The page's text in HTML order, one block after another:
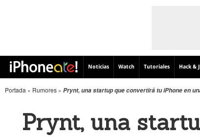
Noticias Watch Tutoriales Hack &
Portada » Rumores » Prynt, una startup que convertirá tu iPhone en
Prynt, una